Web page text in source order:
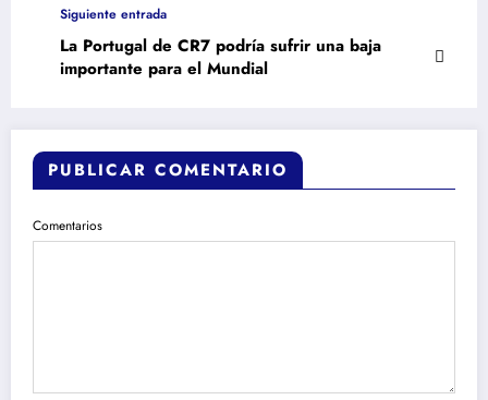
Siguiente entrada
La Portugal de CR7 podría sufrir una baja
importante para el Mundial
PUBLICAR COMENTARIO
Comentarios